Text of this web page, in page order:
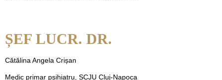
ȘEF LUCR. DR.
Cătălina Angela Crișan
Medic primar psihiatru, SCJU Cluj-Napoca